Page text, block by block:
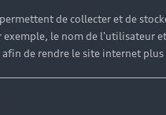
conduite dynamique
les quatre roues du
de collecter et de
le nom de l'utilisateur
de rendre le site internet plus